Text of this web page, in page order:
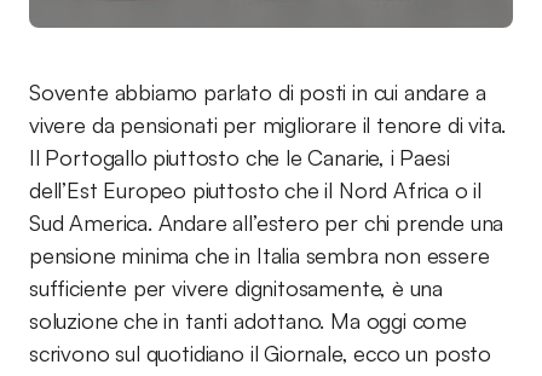
Sovente abbiamo parlato di posti in cui andare a
vivere da pensionati per migliorare il tenore di vita.
Il Portogallo piuttosto che le Canarie, i Paesi
dell’Est Europeo piuttosto che il Nord Africa o il
Sud America. Andare all’estero per chi prende una
pensione minima che in Italia sembra non essere
sufficiente per vivere dignitosamente, è una
soluzione che in tanti adottano. Ma oggi come
scrivono sul quotidiano il Giornale, ecco un posto